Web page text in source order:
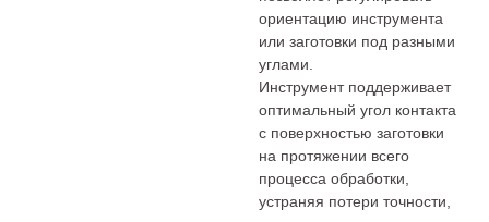
ориентацию инструмента
или заготовки под разными
углами.
Инструмент поддерживает
оптимальный угол контакта
с поверхностью заготовки
на протяжении всего
процесса обработки,
устраняя потери точности,